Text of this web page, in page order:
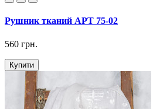
Рушник тканий АРТ 75-02
560 грн.
Купити